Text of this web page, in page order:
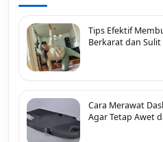
Tips Efektif
Berkarat dan Sulit
Cara Merawat
Agar Tetap Awet